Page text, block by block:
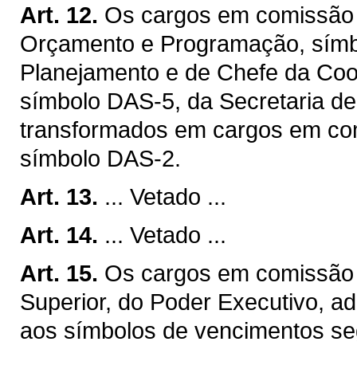
Art. 12. Os cargos em
Orçamento e Programação,
Planejamento e de Chefe da
símbolo DAS-5, da Secretaria
transformados em cargos em
símbolo DAS-2.
Art. 13. ... Vetado ...
Art. 14. ... Vetado ...
Art. 15. Os cargos em
Superior, do Poder Executivo,
aos símbolos de vencimentos